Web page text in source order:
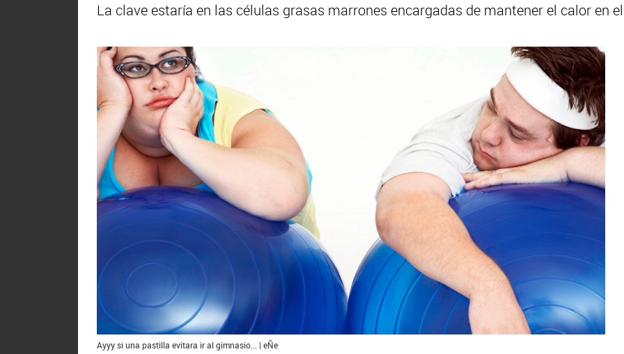
La clave estaría en las células grasas marrones encargadas de mantener el calor en
Ayyy si una pastilla evitara ir al gimnasio... | eÑe